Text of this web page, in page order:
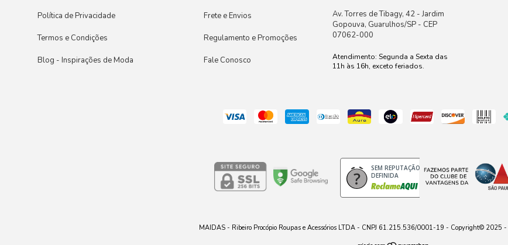
Política de Privacidade
Termos e Condições
Blog - Inspirações de Moda
Frete e Envios
Regulamento e Promoções
Fale Conosco
Av. Torres de Tibagy, 42 - Jardim
Gopouva, Guarulhos/SP - CEP
07062-000
SEM REPUTAÇÃO
DEFINIDA